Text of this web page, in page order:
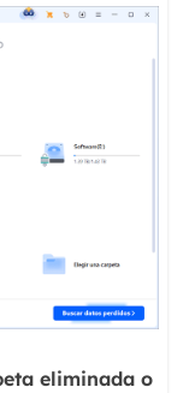
eliminada o